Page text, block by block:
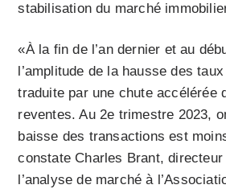
stabilisation du marché
«À la fin de l’an dernier et au
l’amplitude de la hausse des taux
traduite par une chute accélérée
reventes. Au 2e trimestre 2023,
baisse des transactions est
constate Charles Brant,
l’analyse de marché à